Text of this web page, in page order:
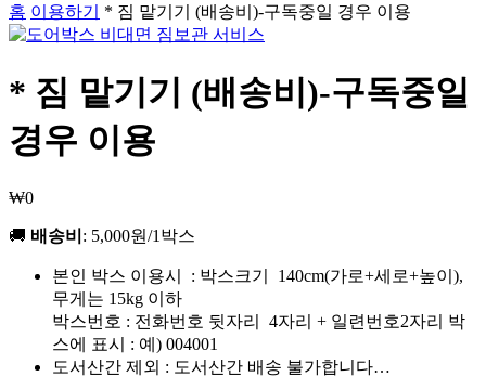
홈 이용하기 * 짐 맡기기 (배송비)-구독중일 경우 이용
* 짐 맡기기 (배송비)-구독중일
경우 이용
₩0
🚚 배송비 : 5,000원/1박스
본인 박스 이용시 : 박스크기 140cm(가로+세로+높이),
무게는 15kg 이하
박스번호 : 전화번호 뒷자리 4자리 + 일련번호2자리 박
스에 표시 : 예) 004001
도서산간 제외 : 도서산간 배송 불가합니다…